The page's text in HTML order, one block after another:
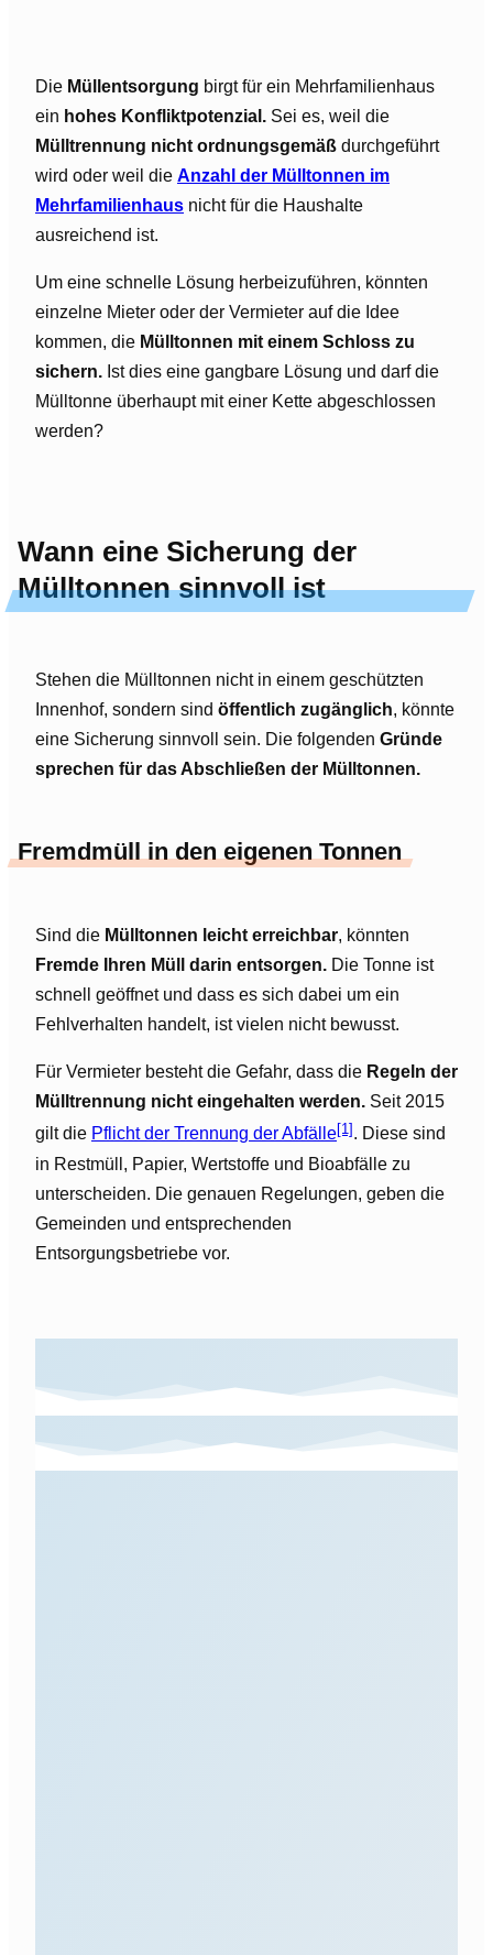
Die Müllentsorgung birgt für ein Mehrfamilienhaus
ein hohes Konfliktpotenzial. Sei es, weil die
Mülltrennung nicht ordnungsgemäß durchgeführt
wird oder weil die Anzahl der Mülltonnen im
Mehrfamilienhaus nicht für die Haushalte
ausreichend ist.
Um eine schnelle Lösung herbeizuführen, könnten
einzelne Mieter oder der Vermieter auf die Idee
kommen, die Mülltonnen mit einem Schloss zu
sichern. Ist dies eine gangbare Lösung und darf die
Mülltonne überhaupt mit einer Kette abgeschlossen
werden?
Wann eine Sicherung der
Mülltonnen sinnvoll ist
Stehen die Mülltonnen nicht in einem geschützten
Innenhof, sondern sind öffentlich zugänglich, könnte
eine Sicherung sinnvoll sein. Die folgenden Gründe
sprechen für das Abschließen der Mülltonnen.
Fremdmüll in den eigenen Tonnen
Sind die Mülltonnen leicht erreichbar, könnten
Fremde Ihren Müll darin entsorgen. Die Tonne ist
schnell geöffnet und dass es sich dabei um ein
Fehlverhalten handelt, ist vielen nicht bewusst.
Für Vermieter besteht die Gefahr, dass die Regeln der
Mülltrennung nicht eingehalten werden. Seit 2015
gilt die Pflicht der Trennung der Abfälle[1]. Diese sind
in Restmüll, Papier, Wertstoffe und Bioabfälle zu
unterscheiden. Die genauen Regelungen, geben die
Gemeinden und entsprechenden
Entsorgungsbetriebe vor.